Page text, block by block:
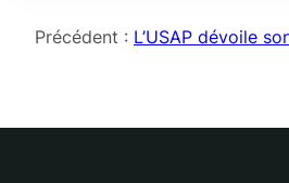
Précédent : L’USAP dévoile